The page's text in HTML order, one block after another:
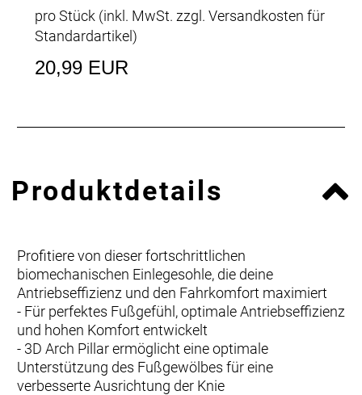
pro Stück (inkl. MwSt. zzgl. Versandkosten für
Standardartikel)
20,99 EUR
Produktdetails
Profitiere von dieser fortschrittlichen
biomechanischen Einlegesohle, die deine
Antriebseffizienz und den Fahrkomfort maximiert
- Für perfektes Fußgefühl, optimale Antriebseffizienz
und hohen Komfort entwickelt
- 3D Arch Pillar ermöglicht eine optimale
Unterstützung des Fußgewölbes für eine
verbesserte Ausrichtung der Knie